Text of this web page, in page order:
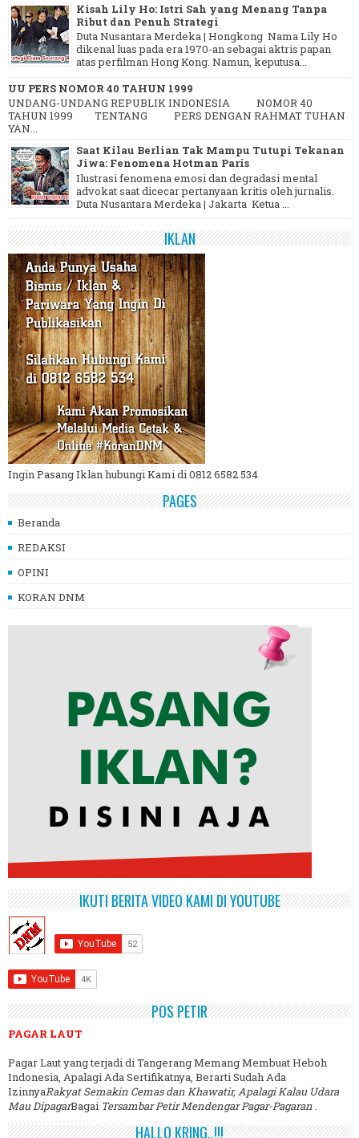
Kisah Lily Ho: Istri Sah yang Menang Tanpa
Ribut dan Penuh Strategi
Duta Nusantara Merdeka | Hongkong Nama Lily Ho
dikenal luas pada era 1970-an sebagai aktris papan
atas perfilman Hong Kong. Namun, keputusa...
UU PERS NOMOR 40 TAHUN 1999
UNDANG-UNDANG REPUBLIK INDONESIA NOMOR 40
TAHUN 1999 TENTANG PERS DENGAN RAHMAT TUHAN
YAN...
Saat Kilau Berlian Tak Mampu Tutupi Tekanan
Jiwa: Fenomena Hotman Paris
Ilustrasi fenomena emosi dan degradasi mental
advokat saat dicecar pertanyaan kritis oleh jurnalis.
Duta Nusantara Merdeka | Jakarta Ketua ...
IKLAN
Ingin Pasang Iklan hubungi Kami di 0812 6582 534
PAGES
Beranda
REDAKSI
OPINI
KORAN DNM
IKUTI BERITA VIDEO KAMI DI YOUTUBE
POS PETIR
PAGAR LAUT
Pagar Laut yang terjadi di Tangerang Memang Membuat Heboh
Indonesia, Apalagi Ada Sertifikatnya, Berarti Sudah Ada
IzinnyaRakyat Semakin Cemas dan Khawatir, Apalagi Kalau Udara
Mau DipagarBagai Tersambar Petir Mendengar Pagar-Pagaran.
HALLO KRING..!!!